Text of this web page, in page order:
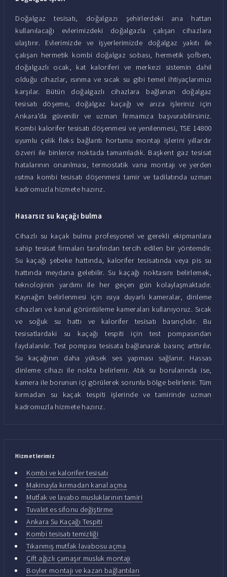
Doğalgaz tesisatı, doğalgazı şehirlerdeki ana hattan
kullanılacağı evlerimizdeki doğalgazla çalışan cihazlara
ulaştırır. Evlerimizde ve işyerlerimizde doğalgaz yakıtı ile
çalışan hermetik kombi doğalgaz sobası, hermetik şofben,
doğalgazlı ocak, kat kaloriferi ve merkezi sistemin dahil
olduğu cihazlar, ısınma ve sıcak su gibi temel ihtiyaçlarımızı
karşılar. Bütün doğalgazlı cihazlara bağlanan doğalgaz
tesisatı döşeme, doğalgaz kaçağı ve arıza işleriniz için
Ankara'da güvenilir ve uzman firmamıza başvurabilirsiniz.
Kombi kalorifer tesisatı döşenmesi ve yenilenmesi, TSE 14800
uyumlu çelik fleks bağlantı hortumu montajı işlerini yıllardır
özveri ile binlerce noktada tamamladık. Başkent gaz tesisat
hatalarının onarılması, termostatik vana montajı ve yerden
ısıtma kombi tesisatı döşenmesi tamir ve tadilatında uzman
kadromuzla hizmete hazırız.
Hasarsız su kaçağı bulma
Cihazlı su kaçak bulma profesyonel ve gerekli ekipmanlara
sahip tesisat firmaları tarafından tercih edilen bir yöntemdir.
Su kaçağı şebeke hattında, kalorifer tesisatında veya pis su
hattında meydana gelebilir. Su kaçağı noktasını belirlemek,
teknolojinin yardımı ile her geçen gün kolaylaşmaktadır.
Kaynağın belirlenmesi için ısıya duyarlı kameralar, dinleme
cihazları ve kanal görüntüleme kameraları kullanıyoruz. Sıcak
ve soğuk su hattı ve kalorifer tesisatı basınçlıdır. Bu
tesisatlardaki su kaçağı tespiti için test pompasından
faydalanılır. Test pompası tesisata bağlanarak basınç arttırılır.
Su kaçağının daha yüksek ses yapması sağlanır. Hassas
dinleme cihazı ile nokta belirlenir. Atık su borularında ise,
kamera ile borunun içi görülerek sorunlu bölge belirlenir. Tüm
kırmadan su kaçak tespiti işlerinde ve tamirinde uzman
kadromuzla hizmete hazırız.
Hizmetlerimiz
Kombi ve kalorifer tesisatı
Makinayla kırmadan kanal açma
Mutfak ve lavabo musluklarının tamiri
Tuvalet es sifonu değiştirme
Ankara Su Kaçağı Tespiti
Kombi tesisatı temizliği
Tıkanmış mutfak lavabosu açma
Çift ağızlı çamaşır musluk montajı
Boyler montajı ve kazan bağlantıları